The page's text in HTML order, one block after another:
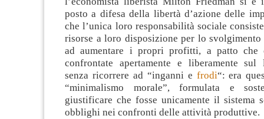
posto a difesa della libertà d’azione delle
che l’unica loro responsabilità sociale
risorse a loro disposizione per lo
ad aumentare i propri profitti, a patto che
confrontate apertamente e liberamente sul
senza ricorrere ad “inganni e frodi“: era
“minimalismo morale”, formulata e
giustificare che fosse unicamente il sistema
obblighi nei confronti delle attività produttive.